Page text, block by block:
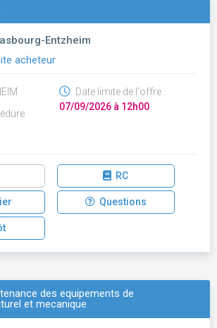
Entzheim
acheteur
Date limite de l'offre :
07/09/2026 à 12h00
RC
Questions
des equipements de
et mecanique